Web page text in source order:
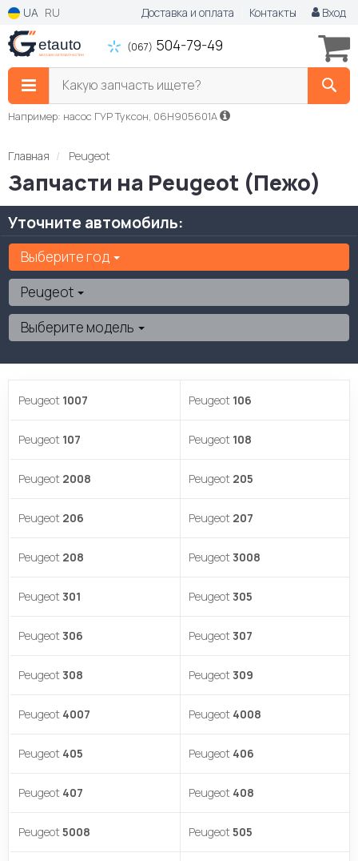
UA RU Доставка и оплата Контакты Вход
(067) 504-79-49
Какую запчасть ищете?
Например: насос ГУР Туксон, 06H905601A
Главная Peugeot
Запчасти на Peugeot (Пежо)
Уточните автомобиль:
Выберите год
Peugeot
Выберите модель
Peugeot 1007 Peugeot 106
Peugeot 107 Peugeot 108
Peugeot 2008 Peugeot 205
Peugeot 206 Peugeot 207
Peugeot 208 Peugeot3008
Peugeot301 Peugeot305
Peugeot306 Peugeot307
Peugeot308 Peugeot309
Peugeot 4007 Peugeot 4008
Peugeot 405 Peugeot 406
Peugeot 407 Peugeot 408
Peugeot5008 Peugeot505